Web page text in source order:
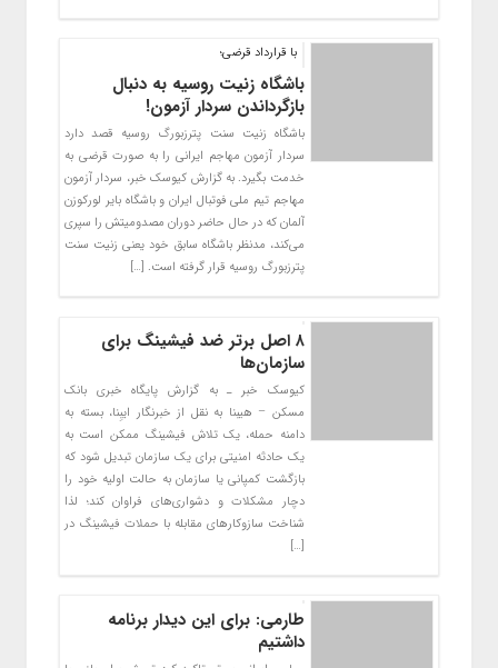
با قرارداد قرضی؛
باشگاه زنیت روسیه به دنبال
بازگرداندن سردار آزمون!
باشگاه زنیت سنت پترزبورگ روسیه قصد دارد
سردار آزمون مهاجم ایرانی را به صورت قرضی به
خدمت بگیرد. به گزارش کیوسک خبر، سردار آزمون
مهاجم تیم ملی فوتبال ایران و باشگاه بایر لورکوزن
آلمان که در حال حاضر دوران مصدومیتش را سپری
می‌کند، مدنظر باشگاه سابق خود یعنی زنیت سنت
پترزبورگ روسیه قرار گرفته است. […]
۸ اصل برتر ضد فیشینگ برای
سازمان‌ها
کیوسک خبر ـ به گزارش پایگاه خبری بانک
مسکن – هیبنا به نقل از خبرنگار ایبِنا، بسته به
دامنه‌ حمله، یک تلاش فیشینگ ممکن است به
یک حادثه امنیتی برای یک سازمان تبدیل شود که
بازگشت کمپانی یا سازمان به حالت اولیه خود را
دچار مشکلات و دشواری‌های فراوان کند؛ لذا
شناخت سازوکار‌های مقابله با حملات فیشینگ در
[…]
طارمی: برای این دیدار برنامه
داشتیم